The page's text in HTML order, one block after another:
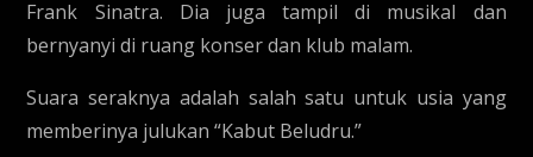
Frank Sinatra. Dia juga tampil di musikal dan
bernyanyi di ruang konser dan klub malam.
Suara seraknya adalah salah satu untuk usia yang
memberinya julukan “Kabut Beludru.”